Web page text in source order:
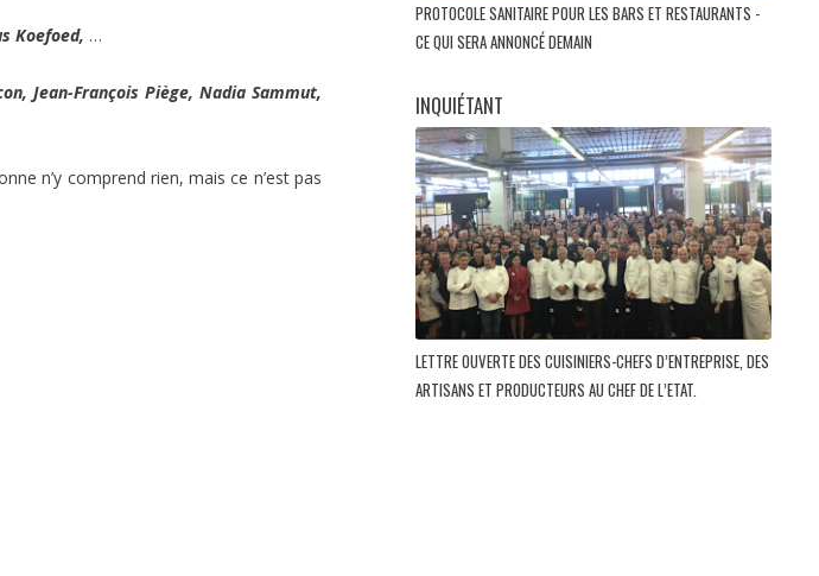
Koefoed, …
Jean-François Piège, Nadia Sammut,
n’y comprend rien, mais ce n’est pas
PROTOCOLE SANITAIRE POUR LES BARS ET RESTAURANTS -
CE QUI SERA ANNONCÉ DEMAIN
INQUIÉTANT
LETTRE OUVERTE DES CUISINIERS-CHEFS D’ENTREPRISE, DES
ARTISANS ET PRODUCTEURS AU CHEF DE L’ETAT.